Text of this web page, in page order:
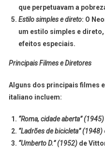
que perpetuavam a
Estilo simples e direto: O
um estilo simples e
efeitos especiais.
Principais Filmes e Diretores
Alguns dos principais filmes
italiano incluem:
“Roma, cidade aberta” (1945)
“Ladrões de bicicleta” (1948)
“Umberto D.” (1952)de